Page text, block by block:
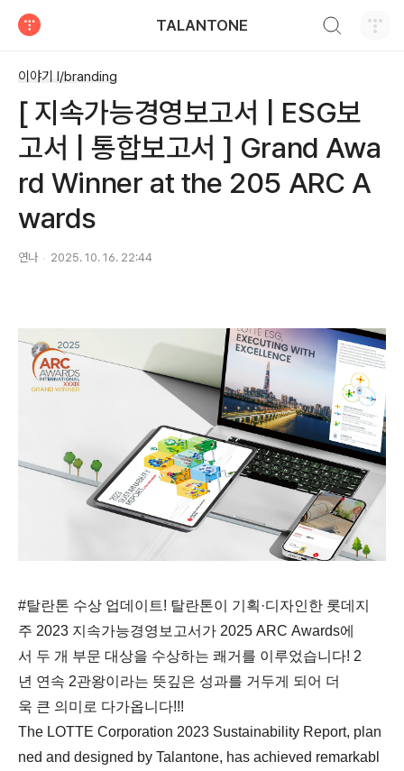
TALANTONE
이야기 I/branding
[ 지속가능경영보고서 | ESG보
고서 | 통합보고서 ] Grand Awa
rd Winner at the 205 ARC A
wards
연나 2025. 10. 16. 22:44
#탈란톤 수상 업데이트! 탈란톤이 기획·디자인한 롯데지
주 2023 지속가능경영보고서가 2025 ARC Awards에
서 두 개 부문 대상을 수상하는 쾌거를 이루었습니다! 2
년 연속 2관왕이라는 뜻깊은 성과를 거두게 되어 더
욱 큰 의미로 다가옵니다!!!
The LOTTE Corporation 2023 Sustainability Report, plan
ned and designed by Talantone, has achieved remarkabl